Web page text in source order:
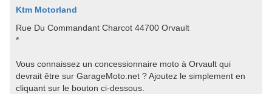
Ktm Motorland
Rue Du Commandant Charcot 44700 Orvault
*
Vous connaissez un concessionnaire moto à Orvault qui
devrait être sur GarageMoto.net ? Ajoutez le simplement en
cliquant sur le bouton ci-dessous.